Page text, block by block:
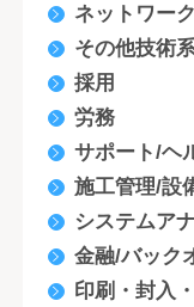
ネットワー
その他技術
採用
労務
サポート/ヘ
施工管理/設
システムア
金融/バック
印刷・封入